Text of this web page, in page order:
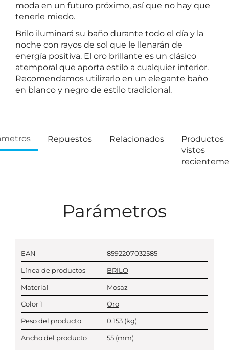
moda en un futuro próximo, así que no hay que
tenerle miedo.
Brilo iluminará su baño durante todo el día y la
noche con rayos de sol que le llenarán de
energía positiva. El oro brillante es un clásico
atemporal que aporta estilo a cualquier interior.
Recomendamos utilizarlo en un elegante baño
en blanco y negro de estilo tradicional.
Repuestos Relacionados
Productos
vistos
Parámetros
EAN 8592207032585
Línea de productos BRILO
Material Mosaz
Color 1 Oro
Peso del producto 0.153 (kg)
Ancho del producto 55 (mm)